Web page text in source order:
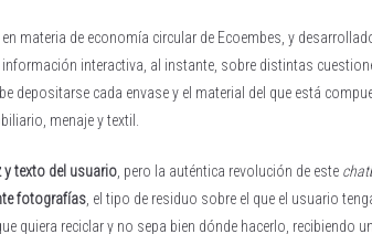
en materia de economía circular de Ecoembes, y
interactiva, al instante, sobre distintas
depositarse cada envase y el material del que está
menaje y textil.
y texto del usuario , pero la auténtica revolución de este
fotografías , el tipo de residuo sobre el que el usuario
quiera reciclar y no sepa bien dónde hacerlo, recibiendo